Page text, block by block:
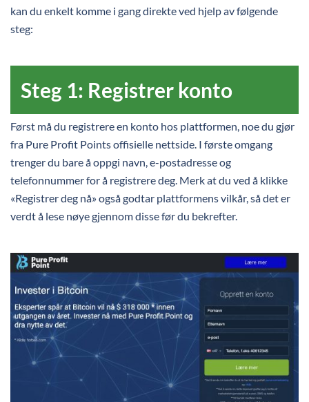
kan du enkelt komme i gang direkte ved hjelp av følgende
steg:
Steg 1: Registrer konto
Først må du registrere en konto hos plattformen, noe du gjør
fra Pure Profit Points offisielle nettside. I første omgang
trenger du bare å oppgi navn, e-postadresse og
telefonnummer for å registrere deg. Merk at du ved å klikke
«Registrer deg nå» også godtar plattformens vilkår, så det er
verdt å lese nøye gjennom disse før du bekrefter.